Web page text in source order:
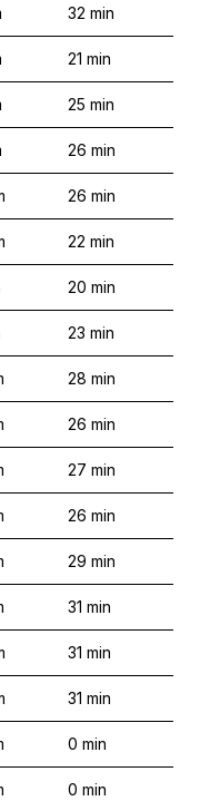
32 min
21 min
25 min
26 min
26 min
22 min
20 min
23 min
28 min
26 min
27 min
26 min
29 min
31 min
31 min
31 min
0 min
0 min